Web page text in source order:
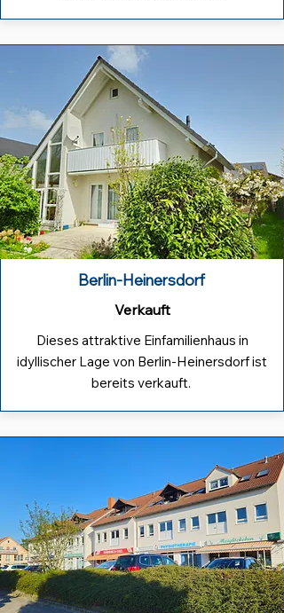
Berlin-Heinersdorf
Verkauft
Dieses attraktive Einfamilienhaus in
idyllischer Lage von Berlin-Heinersdorf ist
bereits verkauft.